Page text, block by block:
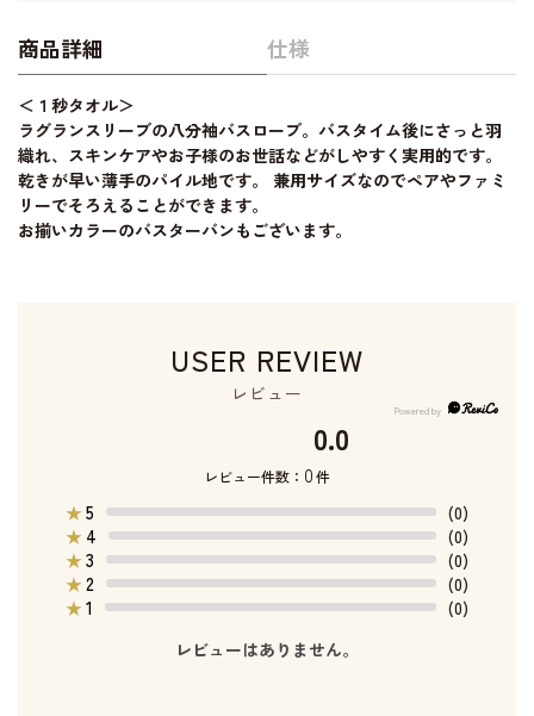
商品詳細 仕様
＜１秒タオル＞
ラグランスリーブの八分袖バスローブ。バスタイム後にさっと羽
織れ、スキンケアやお子様のお世話などがしやすく実用的です。
乾きが早い薄手のパイル地です。 兼用サイズなのでペアやファミ
リーでそろえることができます。
お揃いカラーのバスターバンもございます。
USER REVIEW
レビュー
0.0
レビュー件数： 0件
★5
(0)
★ 4
(0)
★3
(0)
★2
(0)
★1
(0)
レビューはありません。